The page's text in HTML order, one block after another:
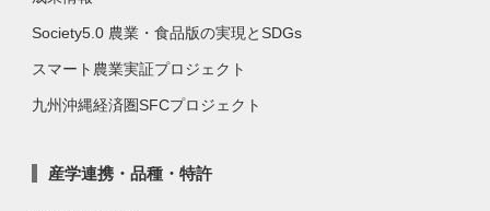
Society5.0 農業・食品版の実現とSDGs
スマート農業実証プロジェクト
九州沖縄経済圏SFCプロジェクト
産学連携・品種・特許